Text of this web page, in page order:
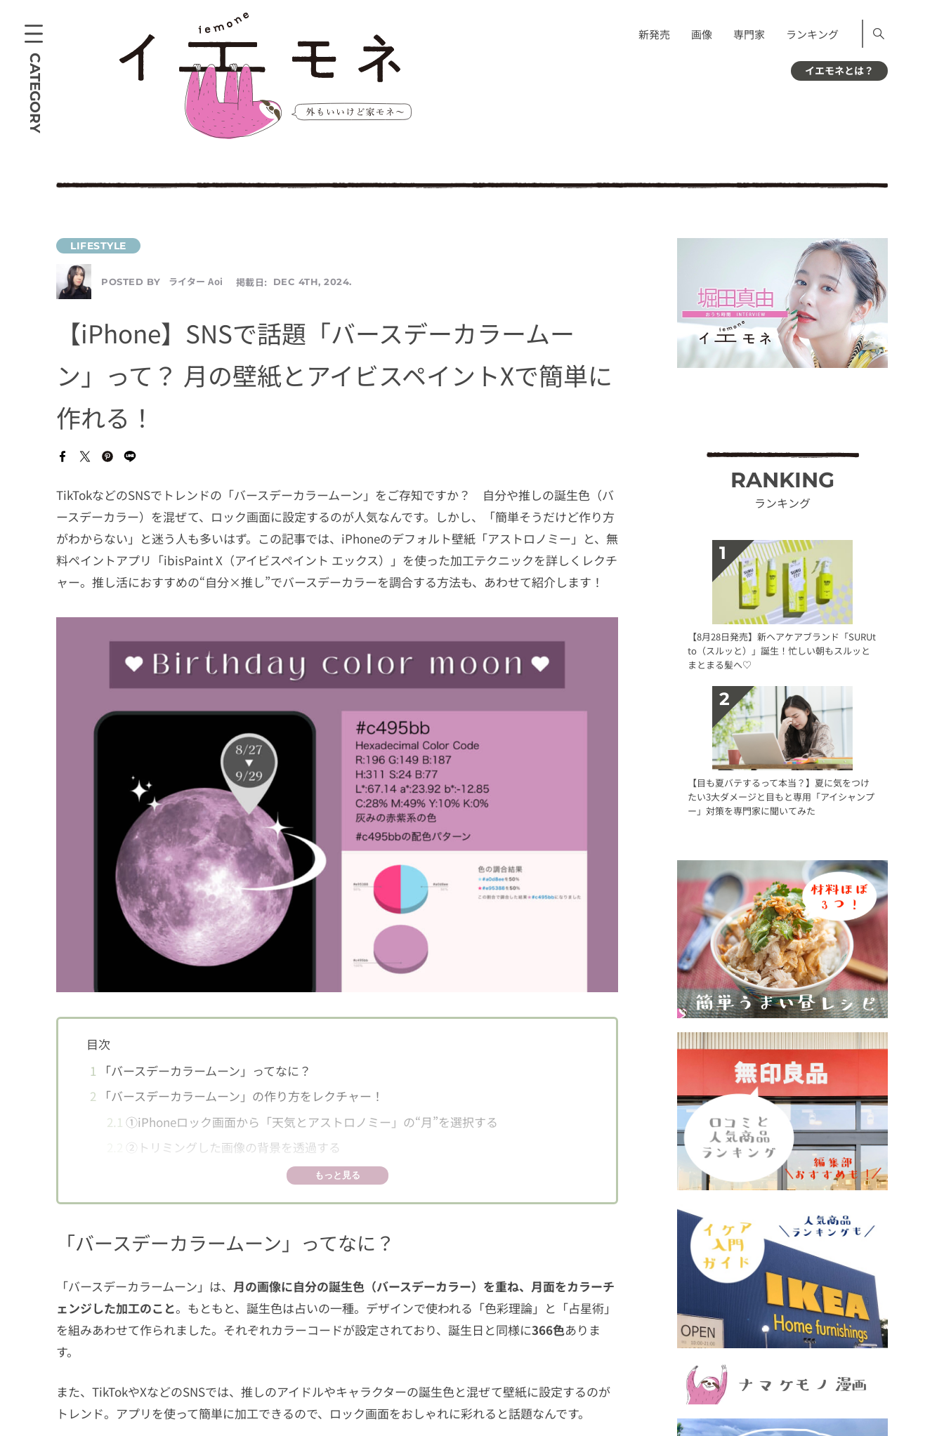
CATEGORY
新発売 画像 専門家 ランキング
イエモネとは？
POSTED BY ライター Aoi 掲載日: DEC 4TH, 2024.
【iPhone】SNSで話題「バースデーカラームー
ン」って？ 月の壁紙とアイビスペイントXで簡単に
作れる！
TikTokなどのSNSでトレンドの「バースデーカラームーン」をご存知ですか？ 自分や推しの誕生色（バ
ースデーカラー）を混ぜて、ロック画面に設定するのが人気なんです。しかし、「簡単そうだけど作り方
がわからない」と迷う人も多いはず。この記事では、iPhoneのデフォルト壁紙「アストロノミー」と、無
料ペイントアプリ「ibisPaint X（アイビスペイント エックス）」を使った加工テクニックを詳しくレクチ
ャー。推し活におすすめの“自分×推し”でバースデーカラーを調合する方法も、あわせて紹介します！
目次
1
「バースデーカラームーン」ってなに？
2 「バースデーカラームーン」の作り方をレクチャー！
2.1 ①iPhoneロック画面から「天気とアストロノミー」の“月”を選択する
②トリミングした画像の背景を透過する
③アイビスペイントXの「UHD：1893×4096」で新規作成する
2.4④背景を黒に塗りつぶし、レイヤーから画像を読み込む
2.6⑥新規レイヤー「オーバーレイ」を追加し、コピーしたカラーコードを入力する
3推しのバースデーカラーと混ぜても可愛いよ
4いろんなバースデーカラーで加工を楽しんで
もっと見る
「バースデーカラームーン」ってなに？
「バースデーカラームーン」は、 月の画像に自分の誕生色（バースデーカラー）を重ね、月面をカラーチ
ェンジした加工のこと。もともと、誕生色は占いの一種。デザインで使われる「色彩理論」と「占星術」
を組みあわせて作られました。それぞれカラーコードが設定されており、誕生日と同様に366色ありま
す。
また、TikTokやXなどのSNSでは、推しのアイドルやキャラクターの誕生色と混ぜて壁紙に設定するのが
トレンド。アプリを使って簡単に加工できるので、ロック画面をおしゃれに彩れると話題なんです。
RANKING
ランキング
【8月28日発売】新ヘアケアブランド「SURUt
to（スルッと）」誕生！忙しい朝もスルッと
まとまる髪へ♡
【目も夏バテするって本当？】夏に気をつけ
たい3大ダメージと目もと専用「アイシャンプ
ー」対策を専門家に聞いてみた